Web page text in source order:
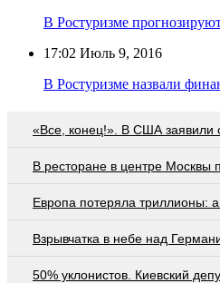
В Ростуризме
17:02 Июль 9, 2016
В Ростуризме назвали
«Все, конец!». В США заявили
В ресторане в центре Москвы
Европа потеряла триллионы:
Взрывчатка в небе над
50% уклонистов. Киевский